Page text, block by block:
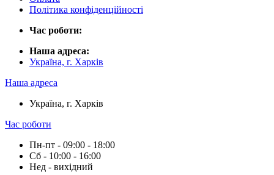
Політика конфіденційності
Час роботи:
Наша адреса:
Україна, г. Харків
Наша адреса
Україна, г. Харків
Час роботи
Пн-пт - 09:00 - 18:00
Сб - 10:00 - 16:00
Нед - вихідний